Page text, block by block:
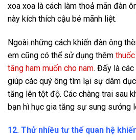
xoa xoa là cách làm thoả mãn đàn
này kích thích cậu bé mãnh liệt.
Ngoài những cách khiến đàn ông
em cũng có thể sử dụng thêm
tăng ham muốn cho nam. Đấy là
giúp các quý ông tìm lại sự dâm
tăng lên tột độ. Các chàng trai sau
bạn hì hục gia tăng sự sung sướng
12. Thử nhiều tư thế quan hệ